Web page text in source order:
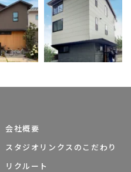
会社概要
スタジオリンクスのこだわり
リクルート